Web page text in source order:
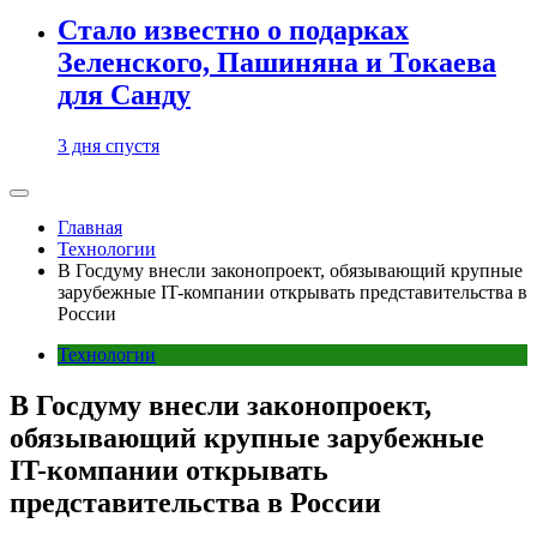
Стало известно о подарках
Зеленского, Пашиняна и Токаева
для Санду
3 дня спустя
Главная
Технологии
В Госдуму внесли законопроект, обязывающий крупные
зарубежные IT-компании открывать представительства в
России
Технологии
В Госдуму внесли законопроект,
обязывающий крупные зарубежные
IT-компании открывать
представительства в России